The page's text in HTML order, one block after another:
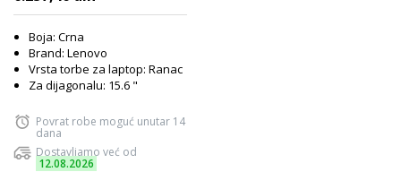
Boja: Crna
Brand: Lenovo
Vrsta torbe za laptop: Ranac
Za dijagonalu: 15.6 "
Povrat robe moguć unutar 14
dana
Dostavljamo već od
12.08.2026